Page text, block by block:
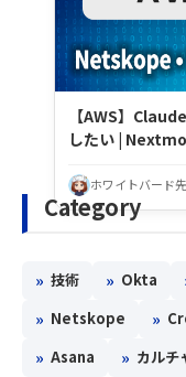
【AWS】
したい |
ホワイトバード
Category
» 技術 » Okta
» Netskope »
» Asana » カルチ